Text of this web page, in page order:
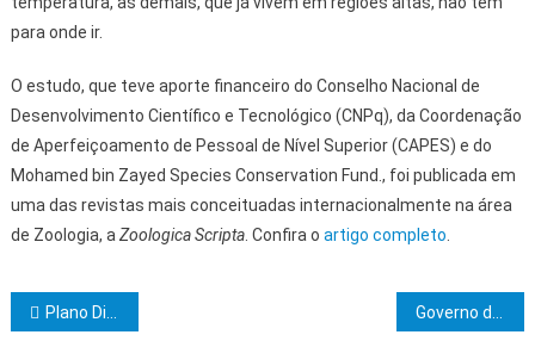
para onde ir.
O estudo, que teve aporte financeiro do Conselho Nacional de
Desenvolvimento Científico e Tecnológico (CNPq), da Coordenação
de Aperfeiçoamento de Pessoal de Nível Superior (CAPES) e do
Mohamed bin Zayed Species Conservation Fund., foi publicada em
uma das revistas mais conceituadas internacionalmente na área
de Zoologia, aZoologica Scripta. Confira o artigo completo.
Navegação de Post
Plano Diretor: Prefeitura de Ilhéus disponibiliza formulário para população enviar contribuições Governo do Estado entrega ambulâncias e equipamentos de saúde que vão beneficiar mais de 180 cidades baianas